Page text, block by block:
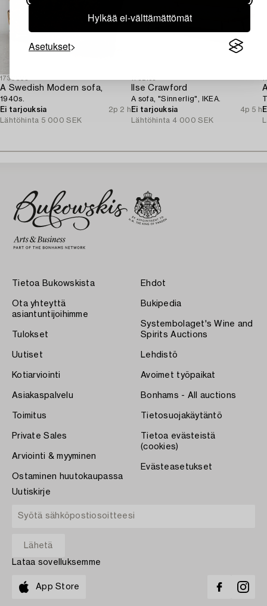
Hylkää ei-välttämättömät
Asetukset
1730805
A Swedish Modern sofa,
1940s.
Ei tarjouksia
2p 2 h
Lähtöhinta 5 000 SEK
1732195
Ilse Crawford
A sofa, "Sinnerlig", IKEA.
Ei tarjouksia
4p 5 h
Lähtöhinta 4 000 SEK
Tietoa Bukowskista
Ota yhteyttä
asiantuntijoihimme
Tulokset
Uutiset
Kotiarviointi
Asiakaspalvelu
Toimitus
Private Sales
Arviointi & myyminen
Ostaminen huutokaupassa
Ehdot
Bukipedia
Systembolaget's Wine and
Spirits Auctions
Lehdistö
Avoimet työpaikat
Bonhams - All auctions
Tietosuojakäytäntö
Tietoa evästeistä
(cookies)
Evästeasetukset
Uutiskirje
Lataa sovelluksemme
App Store